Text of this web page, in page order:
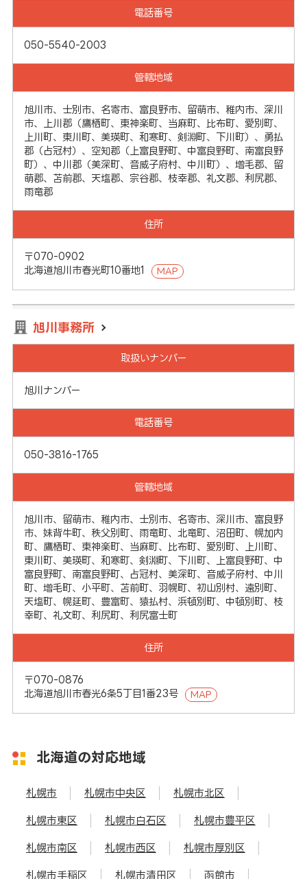
電話番号
050-5540-2003
管轄地域
旭川市、士別市、名寄市、富良野市、留萌市、稚内市、深川
市、上川郡（鷹栖町、東神楽町、当麻町、比布町、愛別町、
上川町、東川町、美瑛町、和寒町、剣淵町、下川町）、勇払
郡（占冠村）、空知郡（上富良野町、中富良野町、南富良野
町）、中川郡（美深町、音威子府村、中川町）、増毛郡、留
萌郡、苫前郡、天塩郡、宗谷郡、枝幸郡、礼文郡、利尻郡、
雨竜郡
住所
〒070-0902
北海道旭川市春光町10番地1
MAP
旭川事務所
取扱いナンバー
旭川ナンバー
電話番号
050-3816-1765
管轄地域
旭川市、留萌市、稚内市、士別市、名寄市、深川市、富良野
市、妹背牛町、秩父別町、雨竜町、北竜町、沼田町、幌加内
町、鷹栖町、東神楽町、当麻町、比布町、愛別町、上川町、
東川町、美瑛町、和寒町、剣淵町、下川町、上富良野町、中
富良野町、南富良野町、占冠村、美深町、音威子府村、中川
町、増毛町、小平町、苫前町、羽幌町、初山別村、遠別町、
天塩町、幌延町、豊富町、猿払村、浜頓別町、中頓別町、枝
幸町、礼文町、利尻町、利尻富士町
住所
〒070-0876
北海道旭川市春光6条5丁目1番23号
MAP
北海道の対応地域
札幌市 札幌市中央区 札幌市北区
札幌市東区 札幌市白石区 札幌市豊平区
札幌市南区 札幌市西区 札幌市厚別区
札幌市手稲区 札幌市清田区 函館市